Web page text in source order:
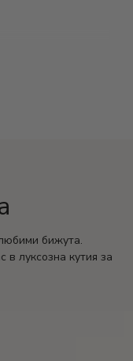
бижута.
луксозна кутия за